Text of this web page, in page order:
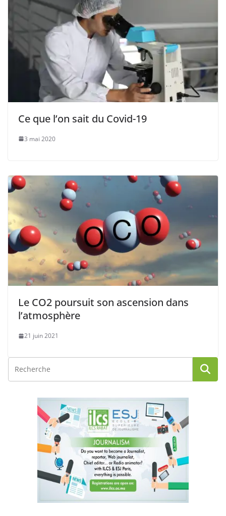
Ce que l’on sait du Covid-19
3 mai 2020
Le CO2 poursuit son ascension dans
l’atmosphère
21 juin 2021